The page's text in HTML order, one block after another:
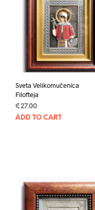
Sveta Velikomučenica
Filofteja
€27.00
ADD TO CART